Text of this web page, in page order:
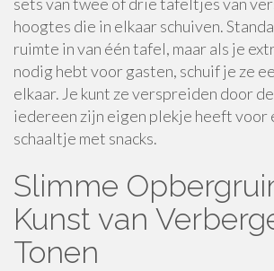
hoogtes die in elkaar schuiven.
ruimte in van één tafel, maar als je
nodig hebt voor gasten, schuif je ze
elkaar. Je kunt ze verspreiden door
iedereen zijn eigen plekje heeft voor
schaaltje met snacks.
Slimme
Kunst van
Tonen